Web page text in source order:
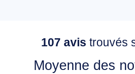
107 avis trouvés
Moyenne des